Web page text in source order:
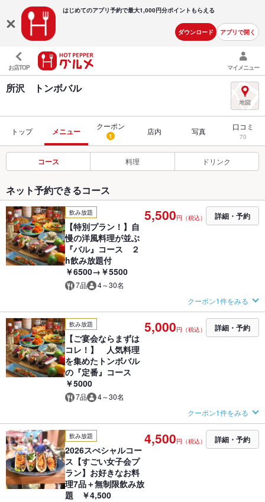
はじめてのアプリ予約で最大1,000円分ポイントもらえる
ダウンロード アプリで開く
お店TOP マイメニュー
所沢 トンボバル
トップ メニュー
クーポン
1 店内 写真 口コミ
70
コース 料理 ドリンク
ネット予約できるコース
飲み放題
【特別プラン！】自
慢の洋風料理が並ぶ
『バル』コース ２
h飲み放題付
￥6500→￥5500
7品 4～30名
5,500円（税込） 詳細・予約
クーポン1件をみる
飲み放題
【ご宴会ならまずは
コレ！】 人気料理
を集めたトンボバル
の『定番』コース
￥5000
7品 4～30名
5,000円（税込） 詳細・予約
クーポン1件をみる
飲み放題
2026スぺシャルコー
ス【すごい女子会プ
ラン】お好きなお料
理7品＋無制限飲み放
題 ￥4,500
4,500円（税込） 詳細・予約